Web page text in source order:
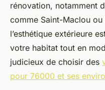
rénovation, notamment
comme Saint-Maclou
l’esthétique extérieure
votre habitat tout en
judicieux de choisir des
pour 76000 et ses